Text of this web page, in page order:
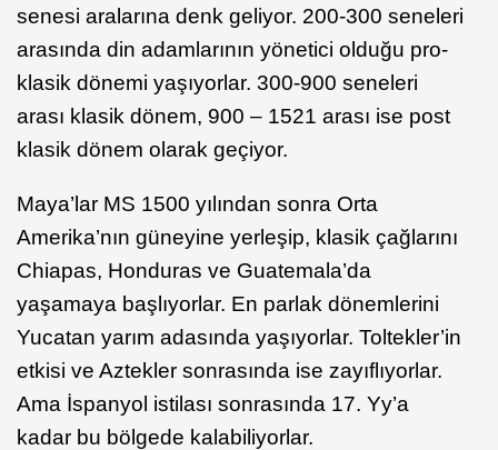
senesi aralarına denk geliyor. 200-300 seneleri
arasında din adamlarının yönetici olduğu pro-
klasik dönemi yaşıyorlar. 300-900 seneleri
arası klasik dönem, 900 – 1521 arası ise post
klasik dönem olarak geçiyor.
Maya’lar MS 1500 yılından sonra Orta
Amerika’nın güneyine yerleşip, klasik çağlarını
Chiapas, Honduras ve Guatemala’da
yaşamaya başlıyorlar. En parlak dönemlerini
Yucatan yarım adasında yaşıyorlar. Toltekler’in
etkisi ve Aztekler sonrasında ise zayıflıyorlar.
Ama İspanyol istilası sonrasında 17. Yy’a
kadar bu bölgede kalabiliyorlar.